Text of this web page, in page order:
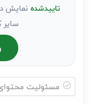
تاییدشده نمایش
سایر